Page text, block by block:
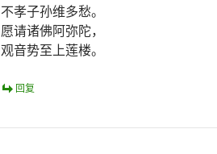
不孝子孙维多愁。
愿请诸佛阿弥陀，
观音势至上莲楼。
回复